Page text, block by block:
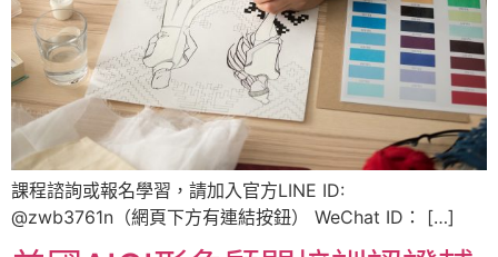
課程諮詢或報名學習，請加入官方LINE ID:
@zwb3761n（網頁下方有連結按鈕） WeChat ID： […]